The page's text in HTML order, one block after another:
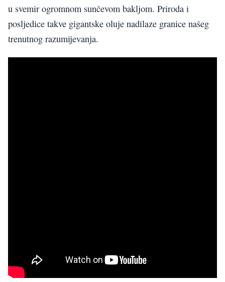
u svemir ogromnom sunčevom bakljom. Priroda i
posljedice takve gigantske oluje nadilaze granice našeg
trenutnog razumijevanja.